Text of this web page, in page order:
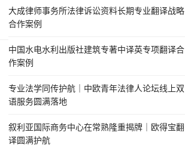
大成律师事务所法律诉讼资料长期专业翻译战略
合作案例
中国水电水利出版社建筑专著中译英专项翻译合
作案例
专业法学同传护航｜中欧青年法律人论坛线上双
语服务圆满落地
叙利亚国际商务中心在常熟隆重揭牌｜欧得宝翻
译圆满护航